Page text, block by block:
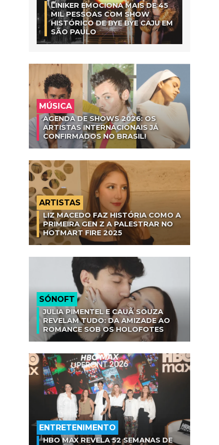
LINIKER EMOCIONA MAIS DE 45
MIL PESSOAS COM SHOW
HISTÓRICO DE BYE BYE CAJU EM
SÃO PAULO
MÚSICA
AGENDA DE SHOWS 2026: OS
ARTISTAS INTERNACIONAIS JÁ
CONFIRMADOS NO BRASIL!
ARTISTAS
LIZ MACEDO FAZ HISTÓRIA COMO A
PRIMEIRA GEN Z A PALESTRAR NO
HOTMART FIRE 2025
SÓNOFT
JULIA PIMENTEL E CAUÃ SOUZA
REVELAM TUDO: DA AMIZADE AO
ROMANCE SOB OS HOLOFOTES
ENTRETENIMENTO
HBO MAX REVELA 52 SEMANAS DE